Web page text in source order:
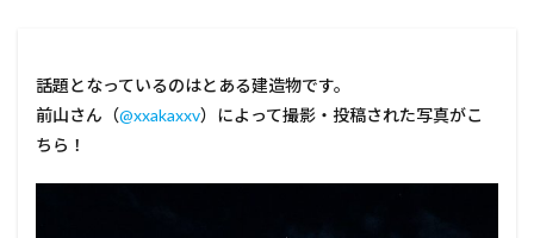
話題となっているのはとある建造物です。
前山さん（@xxakaxxv）によって撮影・投稿された写真がこ
ちら！